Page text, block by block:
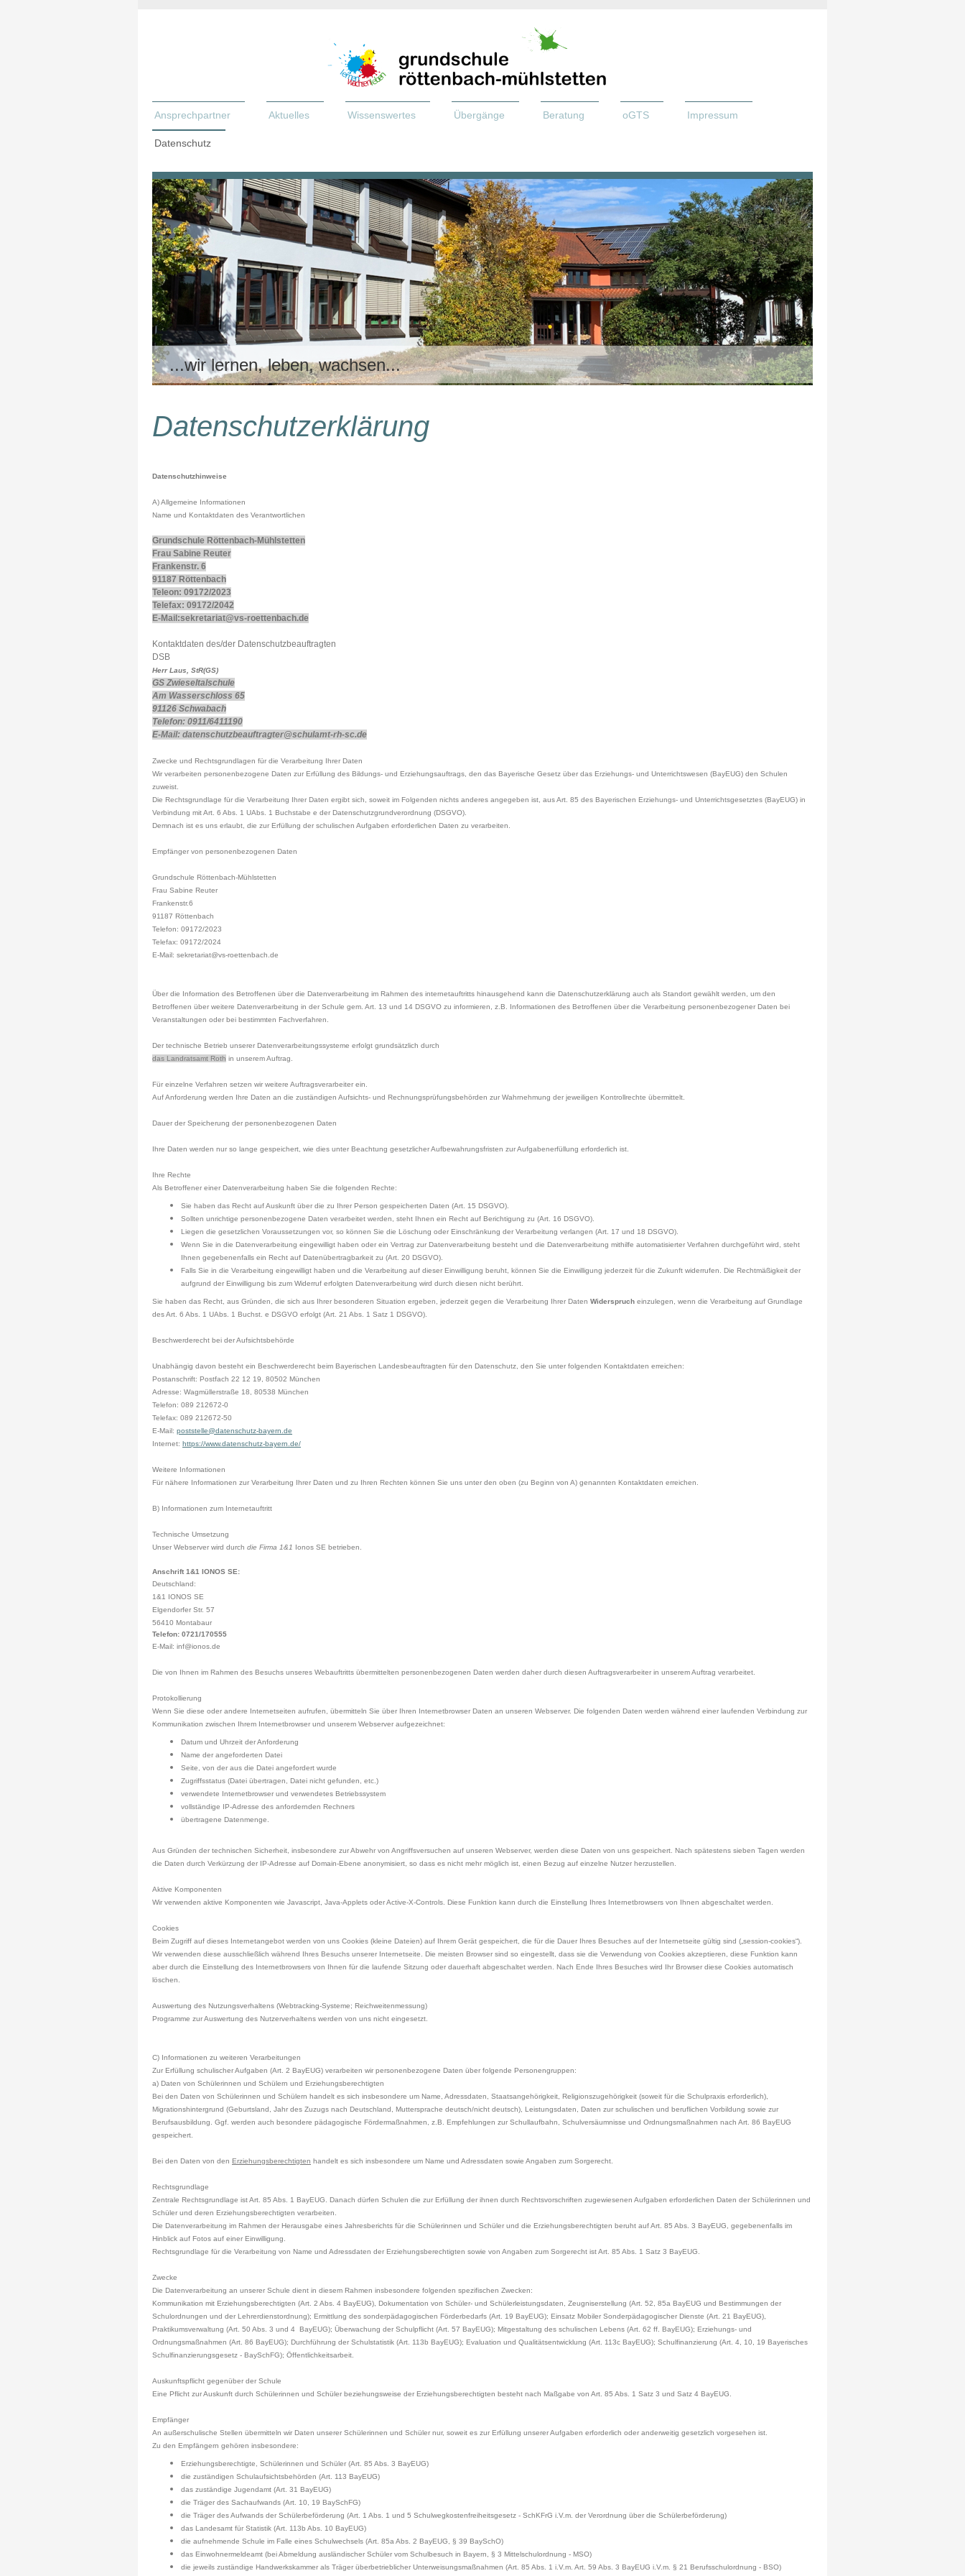
Ansprechpartner Aktuelles Wissenswertes Übergänge Beratung oGTS Impressum
Datenschutz
...wir lernen, leben, wachsen...
Datenschutzerklärung
Datenschutzhinweise
A) Allgemeine Informationen
Name und Kontaktdaten des Verantwortlichen
Grundschule Röttenbach-Mühlstetten
Frau Sabine Reuter
Frankenstr. 6
91187 Röttenbach
Teleon: 09172/2023
Telefax: 09172/2042
E-Mail:sekretariat@vs-roettenbach.de
Kontaktdaten des/der Datenschutzbeauftragten
DSB
Herr Laus, StR(GS)
GS Zwieseltalschule
Am Wasserschloss 65
91126 Schwabach
Telefon: 0911/6411190
E-Mail: datenschutzbeauftragter@schulamt-rh-sc.de
Zwecke und Rechtsgrundlagen für die Verarbeitung Ihrer Daten
Wir verarbeiten personenbezogene Daten zur Erfüllung des Bildungs- und Erziehungsauftrags, den das Bayerische Gesetz über das Erziehungs- und Unterrichtswesen (BayEUG) den Schulen
zuweist.
Die Rechtsgrundlage für die Verarbeitung Ihrer Daten ergibt sich, soweit im Folgenden nichts anderes angegeben ist, aus Art. 85 des Bayerischen Erziehungs- und Unterrichtsgesetztes (BayEUG) in
Verbindung mit Art. 6 Abs. 1 UAbs. 1 Buchstabe e der Datenschutzgrundverordnung (DSGVO).
Demnach ist es uns erlaubt, die zur Erfüllung der schulischen Aufgaben erforderlichen Daten zu verarbeiten.
Empfänger von personenbezogenen Daten
Grundschule Röttenbach-Mühlstetten
Frau Sabine Reuter
Frankenstr.6
91187 Röttenbach
Telefon: 09172/2023
Telefax: 09172/2024
E-Mail: sekretariat@vs-roettenbach.de
Über die Information des Betroffenen über die Datenverarbeitung im Rahmen des internetauftritts hinausgehend kann die Datenschutzerklärung auch als Standort gewählt werden, um den
Betroffenen über weitere Datenverarbeitung in der Schule gem. Art. 13 und 14 DSGVO zu informieren, z.B. Informationen des Betroffenen über die Verarbeitung personenbezogener Daten bei
Veranstaltungen oder bei bestimmten Fachverfahren.
Der technische Betrieb unserer Datenverarbeitungssysteme erfolgt grundsätzlich durch
das Landratsamt Roth in unserem Auftrag.
Für einzelne Verfahren setzen wir weitere Auftragsverarbeiter ein.
Auf Anforderung werden Ihre Daten an die zuständigen Aufsichts- und Rechnungsprüfungsbehörden zur Wahrnehmung der jeweiligen Kontrollrechte übermittelt.
Dauer der Speicherung der personenbezogenen Daten
Ihre Daten werden nur so lange gespeichert, wie dies unter Beachtung gesetzlicher Aufbewahrungsfristen zur Aufgabenerfüllung erforderlich ist.
Ihre Rechte
Als Betroffener einer Datenverarbeitung haben Sie die folgenden Rechte:
Sie haben das Recht auf Auskunft über die zu Ihrer Person gespeicherten Daten (Art. 15 DSGVO).
Sollten unrichtige personenbezogene Daten verarbeitet werden, steht Ihnen ein Recht auf Berichtigung zu (Art. 16 DSGVO).
Liegen die gesetzlichen Voraussetzungen vor, so können Sie die Löschung oder Einschränkung der Verarbeitung verlangen (Art. 17 und 18 DSGVO).
Wenn Sie in die Datenverarbeitung eingewilligt haben oder ein Vertrag zur Datenverarbeitung besteht und die Datenverarbeitung mithilfe automatisierter Verfahren durchgeführt wird, steht
Ihnen gegebenenfalls ein Recht auf Datenübertragbarkeit zu (Art. 20 DSGVO).
Falls Sie in die Verarbeitung eingewilligt haben und die Verarbeitung auf dieser Einwilligung beruht, können Sie die Einwilligung jederzeit für die Zukunft widerrufen. Die Rechtmäßigkeit der
aufgrund der Einwilligung bis zum Widerruf erfolgten Datenverarbeitung wird durch diesen nicht berührt.
Sie haben das Recht, aus Gründen, die sich aus Ihrer besonderen Situation ergeben, jederzeit gegen die Verarbeitung Ihrer Daten Widerspruch einzulegen, wenn die Verarbeitung auf Grundlage
des Art. 6 Abs. 1 UAbs. 1 Buchst. e DSGVO erfolgt (Art. 21 Abs. 1 Satz 1 DSGVO).
Beschwerderecht bei der Aufsichtsbehörde
Unabhängig davon besteht ein Beschwerderecht beim Bayerischen Landesbeauftragten für den Datenschutz, den Sie unter folgenden Kontaktdaten erreichen:
Postanschrift: Postfach 22 12 19, 80502 München
Adresse: Wagmüllerstraße 18, 80538 München
Telefon: 089 212672-0
Telefax: 089 212672-50
E-Mail: poststelle@datenschutz-bayern.de
Internet: https://www.datenschutz-bayern.de/
Weitere Informationen
Für nähere Informationen zur Verarbeitung Ihrer Daten und zu Ihren Rechten können Sie uns unter den oben (zu Beginn von A) genannten Kontaktdaten erreichen.
B) Informationen zum Internetauftritt
Technische Umsetzung
Unser Webserver wird durch die Firma 1&1 Ionos SE betrieben.
Anschrift 1&1 IONOS SE:
Deutschland:
1&1 IONOS SE
Elgendorfer Str. 57
56410 Montabaur
Telefon: 0721/170555
E-Mail: inf@ionos.de
Die von Ihnen im Rahmen des Besuchs unseres Webauftritts übermittelten personenbezogenen Daten werden daher durch diesen Auftragsverarbeiter in unserem Auftrag verarbeitet.
Protokollierung
Wenn Sie diese oder andere Internetseiten aufrufen, übermitteln Sie über Ihren Internetbrowser Daten an unseren Webserver. Die folgenden Daten werden während einer laufenden Verbindung zur
Kommunikation zwischen Ihrem Internetbrowser und unserem Webserver aufgezeichnet:
Datum und Uhrzeit der Anforderung
Name der angeforderten Datei
Seite, von der aus die Datei angefordert wurde
Zugriffsstatus (Datei übertragen, Datei nicht gefunden, etc.)
verwendete Internetbrowser und verwendetes Betriebssystem
vollständige IP-Adresse des anfordernden Rechners
übertragene Datenmenge.
Aus Gründen der technischen Sicherheit, insbesondere zur Abwehr von Angriffsversuchen auf unseren Webserver, werden diese Daten von uns gespeichert. Nach spätestens sieben Tagen werden
die Daten durch Verkürzung der IP-Adresse auf Domain-Ebene anonymisiert, so dass es nicht mehr möglich ist, einen Bezug auf einzelne Nutzer herzustellen.
Aktive Komponenten
Wir verwenden aktive Komponenten wie Javascript, Java-Applets oder Active-X-Controls. Diese Funktion kann durch die Einstellung Ihres Internetbrowsers von Ihnen abgeschaltet werden.
Cookies
Beim Zugriff auf dieses Internetangebot werden von uns Cookies (kleine Dateien) auf Ihrem Gerät gespeichert, die für die Dauer Ihres Besuches auf der Internetseite gültig sind („session-cookies“).
Wir verwenden diese ausschließlich während Ihres Besuchs unserer Internetseite. Die meisten Browser sind so eingestellt, dass sie die Verwendung von Cookies akzeptieren, diese Funktion kann
aber durch die Einstellung des Internetbrowsers von Ihnen für die laufende Sitzung oder dauerhaft abgeschaltet werden. Nach Ende Ihres Besuches wird Ihr Browser diese Cookies automatisch
löschen.
Auswertung des Nutzungsverhaltens (Webtracking-Systeme; Reichweitenmessung)
Programme zur Auswertung des Nutzerverhaltens werden von uns nicht eingesetzt.
C) Informationen zu weiteren Verarbeitungen
Zur Erfüllung schulischer Aufgaben (Art. 2 BayEUG) verarbeiten wir personenbezogene Daten über folgende Personengruppen:
a) Daten von Schülerinnen und Schülern und Erziehungsberechtigten
Bei den Daten von Schülerinnen und Schülern handelt es sich insbesondere um Name, Adressdaten, Staatsangehörigkeit, Religionszugehörigkeit (soweit für die Schulpraxis erforderlich),
Migrationshintergrund (Geburtsland, Jahr des Zuzugs nach Deutschland, Muttersprache deutsch/nicht deutsch), Leistungsdaten, Daten zur schulischen und beruflichen Vorbildung sowie zur
Berufsausbildung. Ggf. werden auch besondere pädagogische Fördermaßnahmen, z.B. Empfehlungen zur Schullaufbahn, Schulversäumnisse und Ordnungsmaßnahmen nach Art. 86 BayEUG
gespeichert.
Bei den Daten von den Erziehungsberechtigten handelt es sich insbesondere um Name und Adressdaten sowie Angaben zum Sorgerecht.
Rechtsgrundlage
Zentrale Rechtsgrundlage ist Art. 85 Abs. 1 BayEUG. Danach dürfen Schulen die zur Erfüllung der ihnen durch Rechtsvorschriften zugewiesenen Aufgaben erforderlichen Daten der Schülerinnen und
Schüler und deren Erziehungsberechtigten verarbeiten.
Die Datenverarbeitung im Rahmen der Herausgabe eines Jahresberichts für die Schülerinnen und Schüler und die Erziehungsberechtigten beruht auf Art. 85 Abs. 3 BayEUG, gegebenenfalls im
Hinblick auf Fotos auf einer Einwilligung.
Rechtsgrundlage für die Verarbeitung von Name und Adressdaten der Erziehungsberechtigten sowie von Angaben zum Sorgerecht ist Art. 85 Abs. 1 Satz 3 BayEUG.
Zwecke
Die Datenverarbeitung an unserer Schule dient in diesem Rahmen insbesondere folgenden spezifischen Zwecken:
Kommunikation mit Erziehungsberechtigten (Art. 2 Abs. 4 BayEUG), Dokumentation von Schüler- und Schülerleistungsdaten, Zeugniserstellung (Art. 52, 85a BayEUG und Bestimmungen der
Schulordnungen und der Lehrerdienstordnung); Ermittlung des sonderpädagogischen Förderbedarfs (Art. 19 BayEUG); Einsatz Mobiler Sonderpädagogischer Dienste (Art. 21 BayEUG),
Praktikumsverwaltung (Art. 50 Abs. 3 und 4 BayEUG); Überwachung der Schulpflicht (Art. 57 BayEUG); Mitgestaltung des schulischen Lebens (Art. 62 ff. BayEUG); Erziehungs- und
Ordnungsmaßnahmen (Art. 86 BayEUG); Durchführung der Schulstatistik (Art. 113b BayEUG); Evaluation und Qualitätsentwicklung (Art. 113c BayEUG); Schulfinanzierung (Art. 4, 10, 19 Bayerisches
Schulfinanzierungsgesetz - BaySchFG); Öffentlichkeitsarbeit.
Auskunftspflicht gegenüber der Schule
Eine Pflicht zur Auskunft durch Schülerinnen und Schüler beziehungsweise der Erziehungsberechtigten besteht nach Maßgabe von Art. 85 Abs. 1 Satz 3 und Satz 4 BayEUG.
Empfänger
An außerschulische Stellen übermitteln wir Daten unserer Schülerinnen und Schüler nur, soweit es zur Erfüllung unserer Aufgaben erforderlich oder anderweitig gesetzlich vorgesehen ist.
Zu den Empfängern gehören insbesondere:
Erziehungsberechtigte, Schülerinnen und Schüler (Art. 85 Abs. 3 BayEUG)
die zuständigen Schulaufsichtsbehörden (Art. 113 BayEUG)
das zuständige Jugendamt (Art. 31 BayEUG)
die Träger des Sachaufwands (Art. 10, 19 BaySchFG)
die Träger des Aufwands der Schülerbeförderung (Art. 1 Abs. 1 und 5 Schulwegkostenfreiheitsgesetz - SchKFrG i.V.m. der Verordnung über die Schülerbeförderung)
das Landesamt für Statistik (Art. 113b Abs. 10 BayEUG)
die aufnehmende Schule im Falle eines Schulwechsels (Art. 85a Abs. 2 BayEUG, § 39 BaySchO)
das Einwohnermeldeamt (bei Abmeldung ausländischer Schüler vom Schulbesuch in Bayern, § 3 Mittelschulordnung - MSO)
die jeweils zuständige Handwerkskammer als Träger überbetrieblicher Unterweisungsmaßnahmen (Art. 85 Abs. 1 i.V.m. Art. 59 Abs. 3 BayEUG i.V.m. § 21 Berufsschulordnung - BSO)